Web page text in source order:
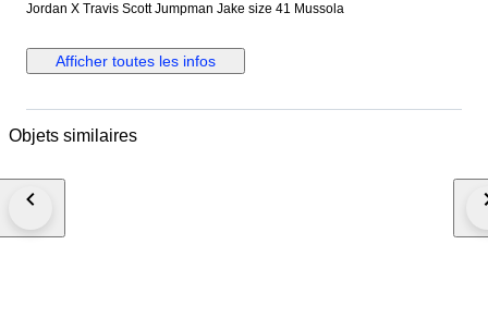
Jordan X Travis Scott Jumpman Jake size 41 Mussola
Afficher toutes les infos
Objets similaires